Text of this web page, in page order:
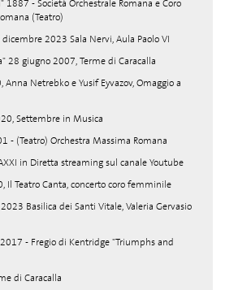
1887 - Società Orchestrale Romana e Coro
(Teatro)
2023 Sala Nervi, Aula Paolo VI
28 giugno 2007, Terme di Caracalla
Netrebko e Yusif Eyvazov, Omaggio a
Settembre in Musica
- (Teatro) Orchestra Massima Romana
in Diretta streaming sul canale Youtube
Il Teatro Canta, concerto coro femminile
Basilica dei Santi Vitale, Valeria Gervasio
- Fregio di Kentridge "Triumphs and
di Caracalla